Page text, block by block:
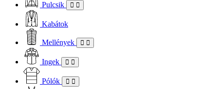
Pulcsik
Kabátok
Mellények
Ingek
Pólók